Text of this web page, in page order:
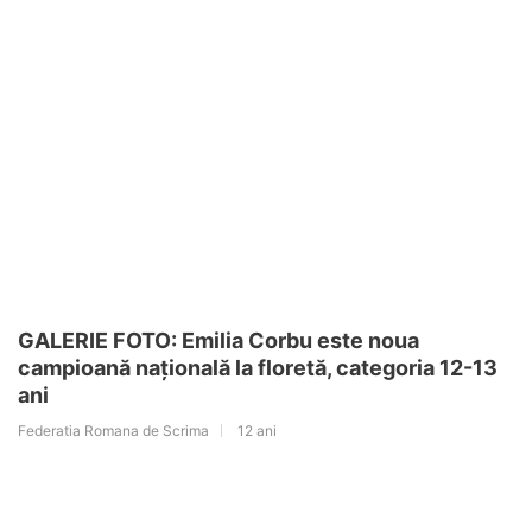
GALERIE FOTO: Emilia Corbu este noua
campioană națională la floretă, categoria 12-13
ani
Federatia Romana de Scrima 12 ani